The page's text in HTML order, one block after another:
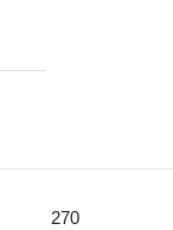
270